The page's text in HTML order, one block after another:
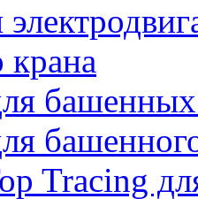
крана
Tracing